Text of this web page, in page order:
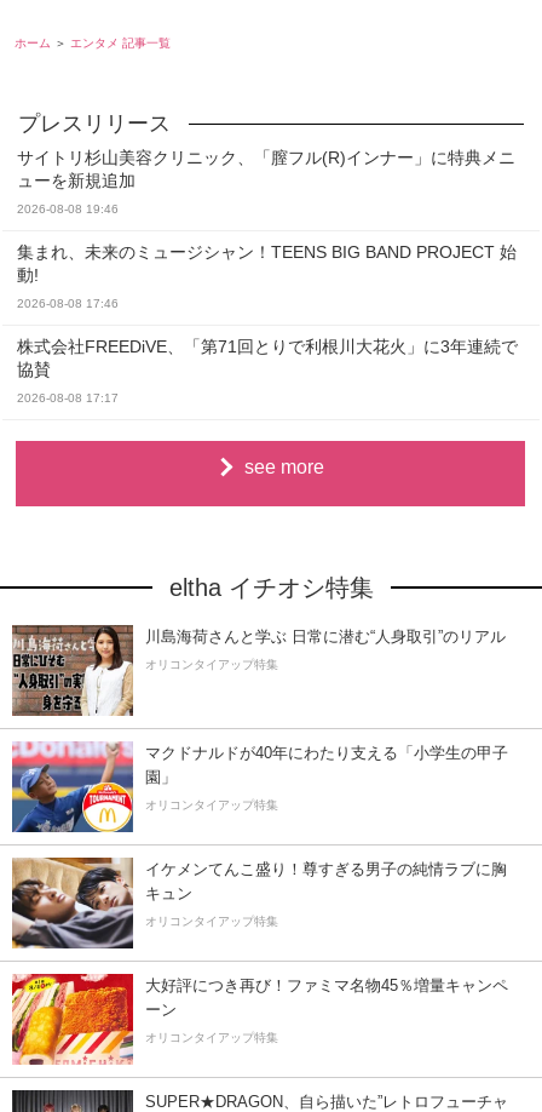
ホーム エンタメ 記事一覧
サイトリ杉山美容クリニック、「膣フル(R)インナー」に特典メニ
ューを新規追加
2026-08-08 19:46
集まれ、未来のミュージシャン！TEENS BIG BAND PROJECT 始
動!
2026-08-08 17:46
株式会社FREEDiVE、「第71回とりで利根川大花火」に3年連続で
協賛
2026-08-08 17:17
see more
eltha イチオシ特集
川島海荷さんと学ぶ 日常に潜む“人身取引”のリアル
オリコンタイアップ特集
マクドナルドが40年にわたり支える「小学生の甲子
園」
オリコンタイアップ特集
イケメンてんこ盛り！尊すぎる男子の純情ラブに胸
キュン
オリコンタイアップ特集
大好評につき再び！ファミマ名物45％増量キャンペ
ーン
オリコンタイアップ特集
SUPER★DRAGON、自ら描いた”レトロフューチャ